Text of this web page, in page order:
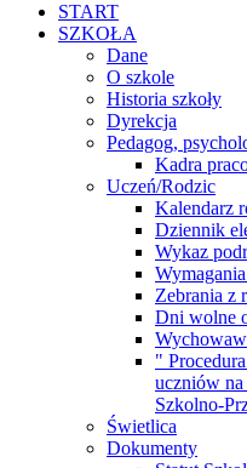
START
SZKOŁA
Dane
O szkole
Historia szkoły
Dyrekcja
Pedagog,
Kadra
Uczeń/Rodzic
Kalendarz
Dziennik
Wykaz
Zebrania z
Dni wolne
"
uczniów
Szkolno-
Świetlica
Dokumenty